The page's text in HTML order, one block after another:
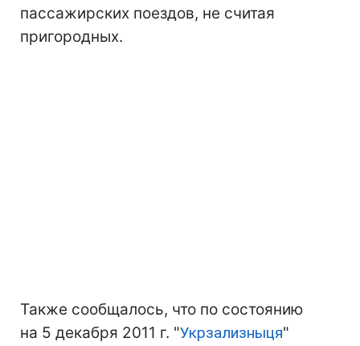
пассажирских поездов, не считая
пригородных.
Также сообщалось, что по состоянию
на 5 декабря 2011 г. "Укрзализныця"